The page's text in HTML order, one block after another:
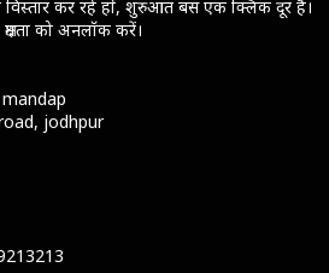
विस्तार कर रहे हों, शुरुआत बस एक क्लिक दूर है।
को अनलॉक करें।
jodhpur